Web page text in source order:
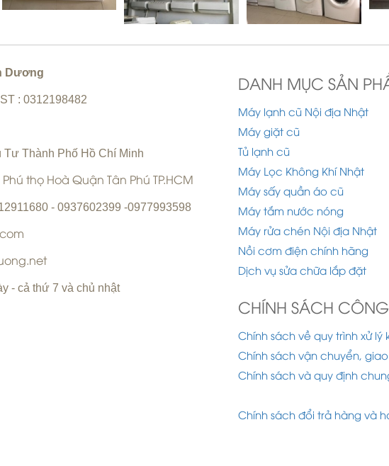
Tín
Dương
: 0312198482
Thành Phố Hồ Chí Minh
thọ Hoà Quận Tân Phú TP.HCM
- 0937602399 -0977993598
- cả thứ 7 và chủ nhật
DANH MỤC SẢN
Máy lạnh cũ Nội địa Nhật
Máy giặt cũ
Tủ lạnh cũ
Máy Lọc Không Khí Nhật
Máy sấy quần áo cũ
Máy tắm nước nóng
Máy rửa chén Nội địa Nhật
Nồi cơm điện chính hãng
Dịch vụ sửa chữa lắp đặt
CHÍNH SÁCH CÔNG
Chính sách về quy trình xử lý
Chính sách vận chuyển,
Chính sách và quy định
Chính sách đổi trả hàng và